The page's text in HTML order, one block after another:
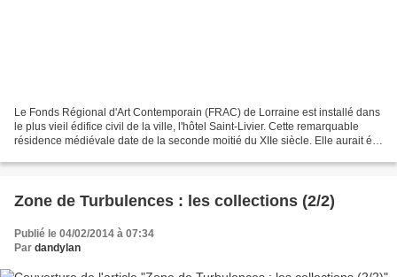
Le Fonds Régional d'Art Contemporain (FRAC) de Lorraine est installé dans
le plus vieil édifice civil de la ville, l'hôtel Saint-Livier. Cette remarquable
résidence médiévale date de la seconde moitié du XIIe siècle. Elle aurait été
Zone de Turbulences : les collections (2/2)
Publié le 04/02/2014 à 07:34
Par dandylan